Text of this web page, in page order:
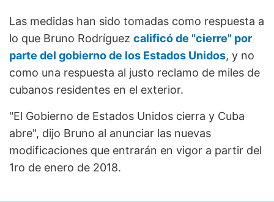
Las medidas han sido tomadas como respuesta a
lo que Bruno Rodríguez calificó de "cierre" por
parte del gobierno de los Estados Unidos, y no
como una respuesta al justo reclamo de miles de
cubanos residentes en el exterior.
"El Gobierno de Estados Unidos cierra y Cuba
abre", dijo Bruno al anunciar las nuevas
modificaciones que entrarán en vigor a partir del
1ro de enero de 2018.